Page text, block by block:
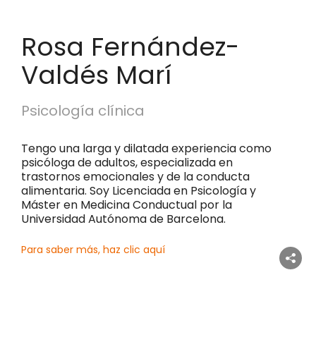
Rosa Fernández-
Valdés Marí
Psicología clínica
Tengo una larga y dilatada experiencia como
psicóloga de adultos, especializada en
trastornos emocionales y de la conducta
alimentaria. Soy Licenciada en Psicología y
Máster en Medicina Conductual por la
Universidad Autónoma de Barcelona.
Para saber más, haz clic aquí